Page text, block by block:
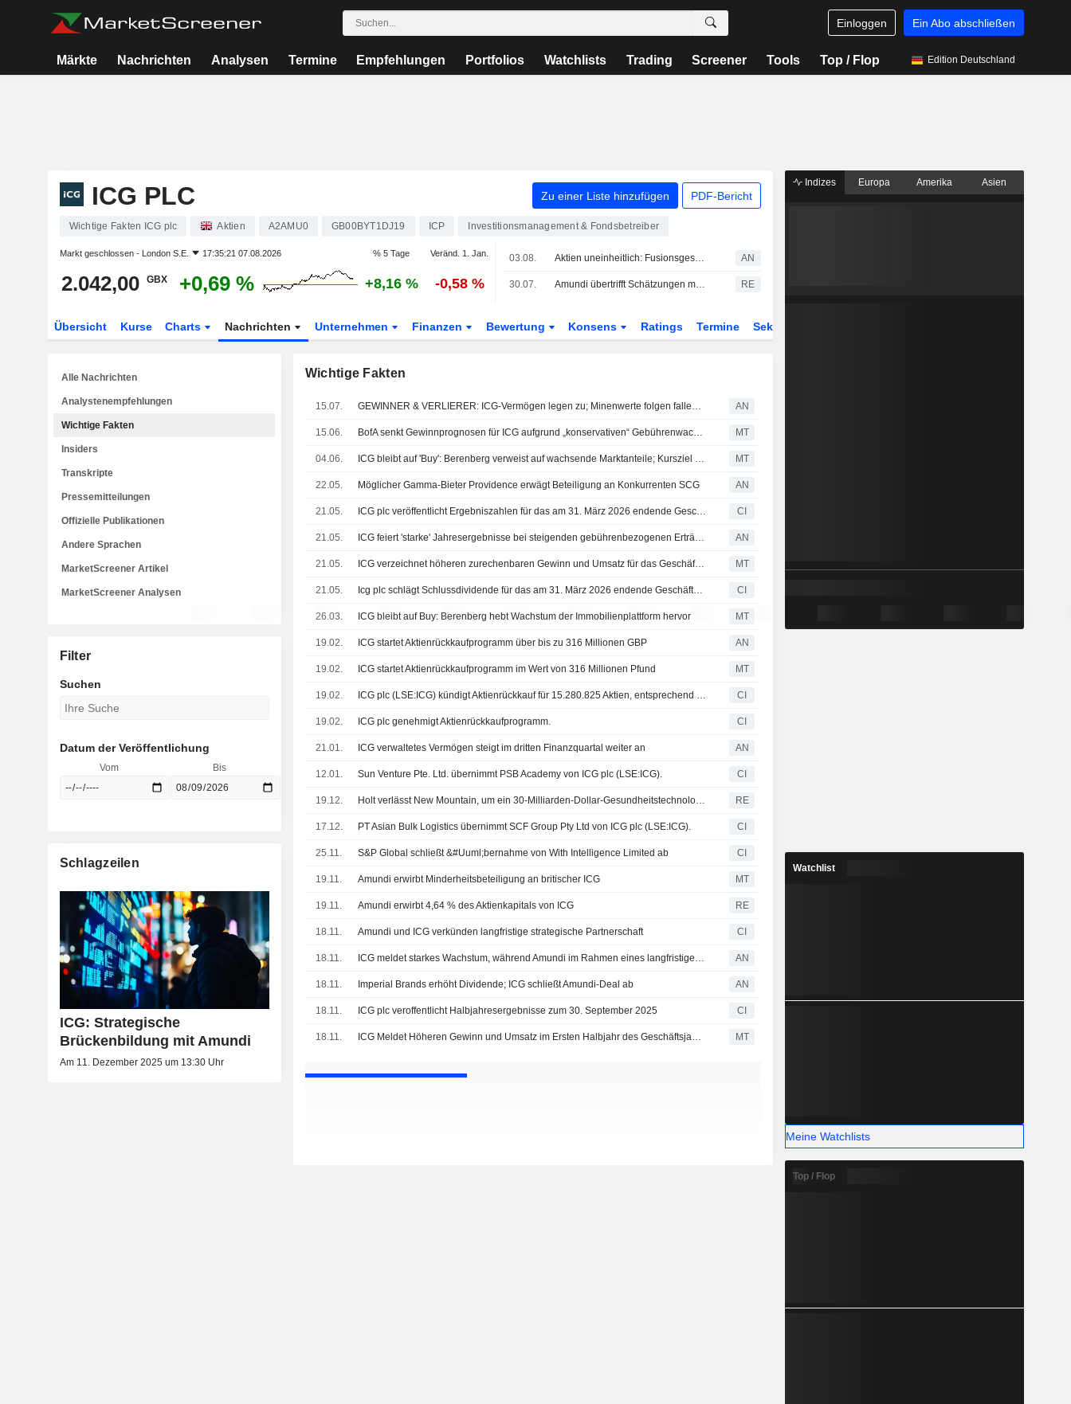
Einloggen Ein Abo abschließen
Märkte Nachrichten Analysen Termine Empfehlungen Portfolios Watchlists Trading Screener Tools Top / Flop Edition Deutschland
ICG PLC Zu einer Liste hinzufügen PDF-Bericht
Wichtige Fakten ICG plc Aktien A2AMU0 GB00BYT1DJ19 ICP Investitionsmanagement & Fondsbetreiber
Markt geschlossen - London S.E. 17:35:21 07.08.2026 % 5 Tage Veränd. 1. Jan.
2.042,00 GBX +0,69 % +8,16 % -0,58 %
03.08. Aktien uneinheitlich: Fusionsgespräche bei Astra belasten den FTSE 100 AN
30.07. Amundi übertrifft Schätzungen mit Nettozuflüssen im zweiten Quartal, Gewinn springt um 29% RE
Übersicht Kurse Charts Nachrichten Unternehmen Finanzen Bewertung Konsens Ratings Termine Sektor
Wichtige Fakten
15.07. GEWINNER & VERLIERER: ICG-Vermögen legen zu; Minenwerte folgen fallenden Goldpreisen AN
15.06. BofA senkt Gewinnprognosen für ICG aufgrund „konservativen“ Gebührenwachstums; Kaufempfehlung bestätigt MT
04.06. ICG bleibt auf 'Buy': Berenberg verweist auf wachsende Marktanteile; Kursziel und Prognosen gesenkt MT
22.05. Möglicher Gamma-Bieter Providence erwägt Beteiligung an Konkurrenten SCG AN
21.05. ICG plc veröffentlicht Ergebniszahlen für das am 31. März 2026 endende Geschäftsjahr CI
21.05. ICG feiert 'starke' Jahresergebnisse bei steigenden gebührenbezogenen Erträgen AN
21.05. ICG verzeichnet höheren zurechenbaren Gewinn und Umsatz für das Geschäftsjahr 2026 MT
21.05. Icg plc schlägt Schlussdividende für das am 31. März 2026 endende Geschäftsjahr vor, zahlbar am 31. Juli 2026 CI
26.03. ICG bleibt auf Buy: Berenberg hebt Wachstum der Immobilienplattform hervor MT
19.02. ICG startet Aktienrückkaufprogramm über bis zu 316 Millionen GBP AN
19.02. ICG startet Aktienrückkaufprogramm im Wert von 316 Millionen Pfund MT
19.02. ICG plc (LSE:ICG) kündigt Aktienrückkauf für 15.280.825 Aktien, entsprechend 5,26 %, im Wert von £316 Millionen an. CI
19.02. ICG plc genehmigt Aktienrückkaufprogramm. CI
21.01. ICG verwaltetes Vermögen steigt im dritten Finanzquartal weiter an AN
12.01. Sun Venture Pte. Ltd. übernimmt PSB Academy von ICG plc (LSE:ICG). CI
19.12. Holt verlässt New Mountain, um ein 30-Milliarden-Dollar-Gesundheitstechnologie-Unternehmen zu gründen RE
17.12. PT Asian Bulk Logistics übernimmt SCF Group Pty Ltd von ICG plc (LSE:ICG). CI
25.11. S&P Global schließt &#Uuml;bernahme von With Intelligence Limited ab CI
19.11. Amundi erwirbt Minderheitsbeteiligung an britischer ICG MT
19.11. Amundi erwirbt 4,64 % des Aktienkapitals von ICG RE
18.11. Amundi und ICG verkünden langfristige strategische Partnerschaft CI
18.11. ICG meldet starkes Wachstum, während Amundi im Rahmen eines langfristigen Vertrags Anteile erwirbt AN
18.11. Imperial Brands erhöht Dividende; ICG schließt Amundi-Deal ab AN
18.11. ICG plc veroffentlicht Halbjahresergebnisse zum 30. September 2025 CI
18.11. ICG Meldet Höheren Gewinn und Umsatz im Ersten Halbjahr des Geschäftsjahres MT
Alle Nachrichten
Analystenempfehlungen
Wichtige Fakten
Insiders
Transkripte
Pressemitteilungen
Offizielle Publikationen
Andere Sprachen
MarketScreener Artikel
MarketScreener Analysen
Filter
Suchen
Datum der Veröffentlichung
Vom Bis
Schlagzeilen
ICG: Strategische
Brückenbildung mit Amundi
Am 11. Dezember 2025 um 13:30 Uhr
Indizes Europa Amerika Asien
Watchlist
Meine Watchlists
Top / Flop